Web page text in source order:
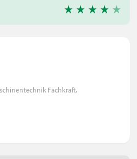
Fachkraft.